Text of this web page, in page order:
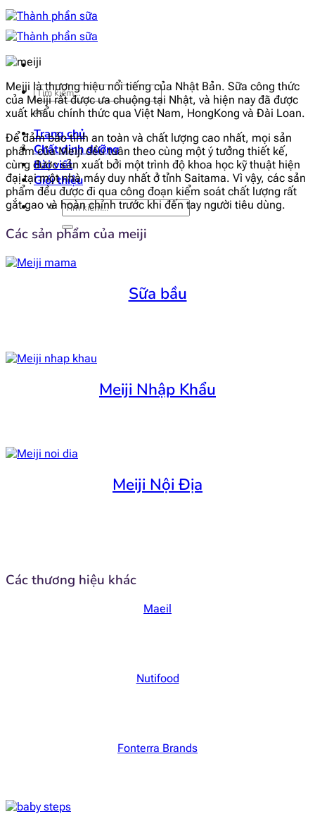
Bỏ
qua
nội
dung
Tìm
kiếm:
Trang chủ
Chất dinh dưỡng
Bài viết
Giới thiệu
Tìm
kiếm:
Meiji là thương hiệu nổi tiếng của Nhật Bản. Sữa công thức
của Meiji rất được ưa chuộng tại Nhật, và hiện nay đã được
xuất khẩu chính thức qua Việt Nam, HongKong và Đài Loan.
Để đảm bảo tính an toàn và chất lượng cao nhất, mọi sản
phẩm của Meiji đều tuân theo cùng một ý tưởng thiết kế,
cùng được sản xuất bởi một trình độ khoa học kỹ thuật hiện
đạị tại một nhà máy duy nhất ở tỉnh Saitama. Vì vậy, các sản
phẩm đều được đi qua công đoạn kiểm soát chất lượng rất
gắt gao và hoàn chỉnh trước khi đến tay người tiêu dùng.
Các sản phẩm của meiji
Sữa bầu
Meiji Nhập Khẩu
Meiji Nội Địa
Các thương hiệu khác
Maeil
Nutifood
Fonterra Brands